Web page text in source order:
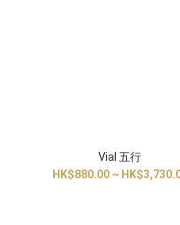
Vial 五行
HK$880.00 ~